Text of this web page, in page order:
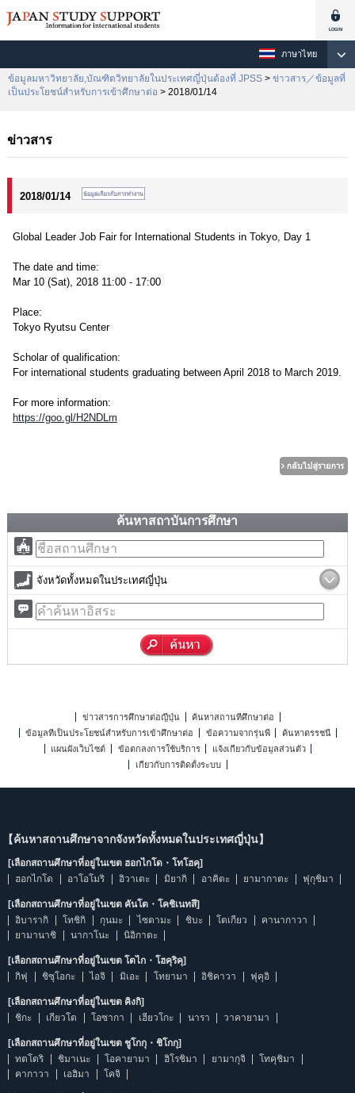
ภาษาไทย
ข้อมูลมหาวิทยาลัย,บัณฑิตวิทยาลัยในประเทศญี่ปุ่นต้องที่ JPSS > ข่าวสาร／ข้อมูลที่
เป็นประโยชน์สำหรับการเข้าศึกษาต่อ > 2018/01/14
ข่าวสาร
2018/01/14
Global Leader Job Fair for International Students in Tokyo, Day 1
The date and time:
Mar 10 (Sat), 2018 11:00 - 17:00
Place:
Tokyo Ryutsu Center
Scholar of qualification:
For international students graduating between April 2018 to March 2019.
For more information:
https://goo.gl/H2NDLm
ค้นหาสถาบันการศึกษา
จังหวัดทั้งหมดในประเทศญี่ปุ่น
ข่าวสารการศึกษาต่อญี่ปุ่น
ค้นหาสถานที่ศึกษาต่อ
ข้อมูลที่เป็นประโยชน์สำหรับการเข้าศึกษาต่อ
ข้อความจากรุ่นพี่
ค้นหาดรรชนี
แผนผังเว็บไซต์
ข้อตกลงการใช้บริการ
แจ้งเกี่ยวกับข้อมูลส่วนตัว
เกี่ยวกับการติดตั้งระบบ
【ค้นหาสถานศึกษาจากจังหวัดทั้งหมดในประเทศญี่ปุ่น】
[เลือกสถานศึกษาที่อยู่ในเขต ฮอกไกโด・โทโฮคุ]
ฮอกไกโด
อาโอโมริ อิวาเตะ มิยากิ อาคิตะ ยามากาตะ ฟุกุชิมา
[เลือกสถานศึกษาที่อยู่ในเขต คันโต・โคชิเนทสึ]
อิบารากิ
โทชิกิ กุนมะ ไซตามะ ชิบะ โตเกียว
คานากาวา
ยามานาชิ
นากาโนะ นิอิกาตะ
[เลือกสถานศึกษาที่อยู่ในเขต โตไก・โฮคุริคุ]
กิฟุ
ชิซุโอกะ ไอจิ มิเอะ โทยามา อิชิคาวา ฟุคุอิ
[เลือกสถานศึกษาที่อยู่ในเขต คิงกิ]
ชิกะ
เกียวโต โอซากา เฮียวโกะ นารา วาคายามา
[เลือกสถานศึกษาที่อยู่ในเขต ชูโกกุ・ชิโกกุ]
ทตโตริ
ชิมาเนะ โอคายามา ฮิโรชิมา ยามากุจิ
โทคุชิมา
คากาวา
เอฮิมา โคจิ